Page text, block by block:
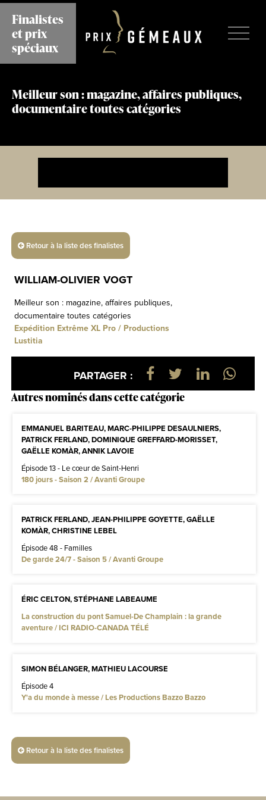
Aller
contenu
principal
Finalistes
et prix
spéciaux
Meilleur son : magazine, affaires publiques,
documentaire toutes catégories
Retour à la liste des finalistes
WILLIAM-OLIVIER VOGT
Meilleur son : magazine, affaires publiques,
documentaire toutes catégories
Expédition Extrême XL Pro / Productions
Lustitia
PARTAGER :
Autres nominés dans cette catégorie
EMMANUEL BARITEAU, MARC-PHILIPPE DESAULNIERS,
PATRICK FERLAND, DOMINIQUE GREFFARD-MORISSET,
GAËLLE KOMÀR, ANNIK LAVOIE
Épisode 13 - Le cœur de Saint-Henri
180 jours - Saison 2 / Avanti Groupe
PATRICK FERLAND, JEAN-PHILIPPE GOYETTE, GAËLLE
KOMÀR, CHRISTINE LEBEL
Épisode 48 - Familles
De garde 24/7 - Saison 5 / Avanti Groupe
ÉRIC CELTON, STÉPHANE LABEAUME
La construction du pont Samuel-De Champlain : la grande
aventure / ICI RADIO-CANADA TÉLÉ
SIMON BÉLANGER, MATHIEU LACOURSE
Épisode 4
Y'a du monde à messe / Les Productions Bazzo Bazzo
Retour à la liste des finalistes